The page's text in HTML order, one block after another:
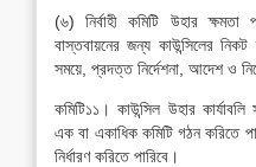
(৬) নির্বাহী কমিটি উহার ক্ষমতা
বাস্তবায়নের জন্য কাউন্সিলের
সময়ে, প্রদত্ত নির্দেশনা, আদেশ ও
কমিটি১১। কাউন্সিল উহার
এক বা একাধিক কমিটি গঠন করিতে
নির্ধারণ করিতে পারিবে।